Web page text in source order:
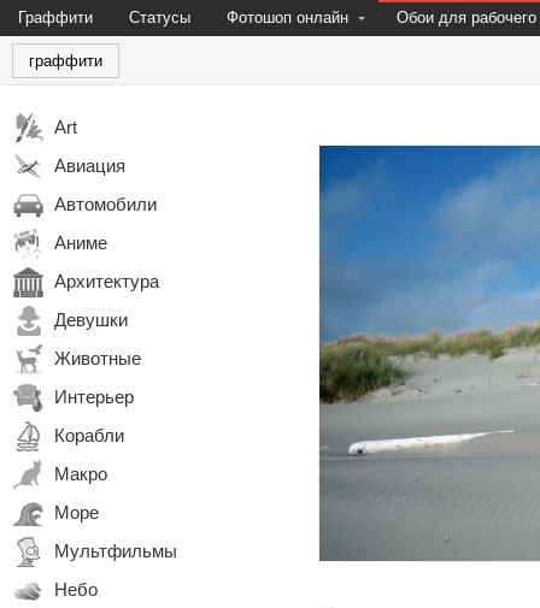
Граффити Статусы Фотошоп онлайн Обои для рабочего
граффити
Art
Авиация
Автомобили
Аниме
Архитектура
Девушки
Животные
Интерьер
Корабли
Макро
Море
Мультфильмы
Небо